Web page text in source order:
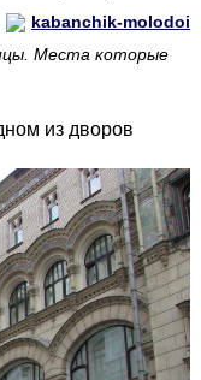
kabanchik-molodoi
Места которые
из дворов